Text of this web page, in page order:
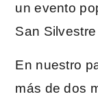
un evento
San
En nuestro
más de dos